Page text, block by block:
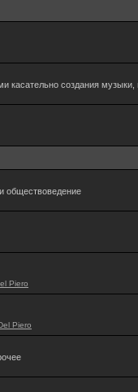
касательно создания музыки,
обществоведение
Piero
Piero